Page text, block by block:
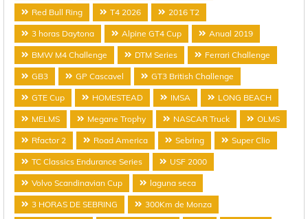
Red Bull Ring T4 2026 2016 T2
3 horas Daytona Alpine GT4 Cup Anual 2019
BMW M4 Challenge DTM Series Ferrari Challenge
GB3 GP Cascavel GT3 British Challenge
GTE Cup HOMESTEAD IMSA LONG BEACH
MELMS Megane Trophy NASCAR Truck OLMS
Rfactor 2 Road America Sebring Super Clio
TC Classics Endurance Series USF 2000
Volvo Scandinavian Cup laguna seca
3 HORAS DE SEBRING 300Km de Monza